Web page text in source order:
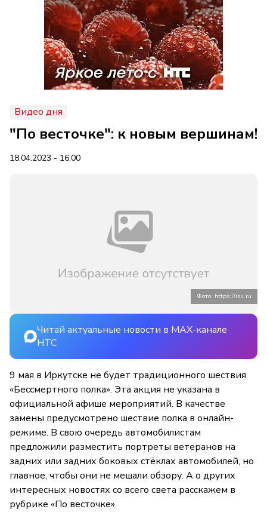
Видео дня
"По весточке": к новым вершинам!
18.04.2023 - 16:00
Фото: https://isu.ru
Читай актуальные новости в MAX-канале
НТС
9 мая в Иркутске не будет традиционного шествия
«Бессмертного полка». Эта акция не указана в
официальной афише мероприятий. В качестве
замены предусмотрено шествие полка в онлайн-
режиме. В свою очередь автомобилистам
предложили разместить портреты ветеранов на
задних или задних боковых стёклах автомобилей, но
главное, чтобы они не мешали обзору. А о других
интересных новостях со всего света расскажем в
рубрике «По весточке».